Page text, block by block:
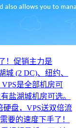
！促销主力是
城 (2 DC)、纽约、
是全部机房可
盐湖城机房可选。
硬盘，VPS送双倍流
要的速度下手了！